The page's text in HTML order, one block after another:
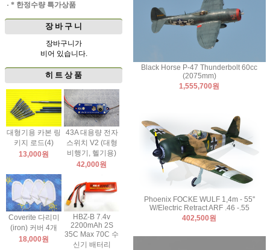
· * 한정수량 특가상품
장 바 구 니
장바구니가
비어 있습니다.
히 트 상 품
대형기용 카본 링
키지 로드(4)
13,000원
43A 대용량 전자
스위치 V2 (대형
비행기, 헬기용)
42,000원
Coverite 다리미
(iron) 커버 4개
18,000원
HBZ-B 7.4v
2200mAh 2S
35C Max 70C 수
신기 배터리
Black Horse P-47 Thunderbolt 60cc
(2075mm)
1,555,700원
Phoenix FOCKE WULF 1,4m - 55''
W/Electric Retract ARF .46 -.55
402,500원